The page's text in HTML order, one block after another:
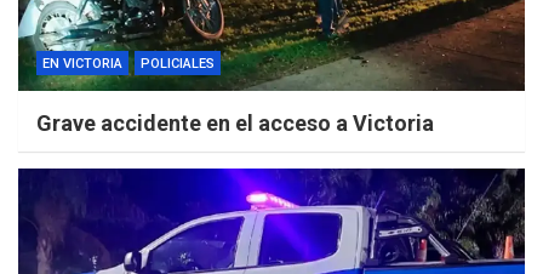
EN VICTORIA POLICIALES
Grave accidente en el acceso a Victoria